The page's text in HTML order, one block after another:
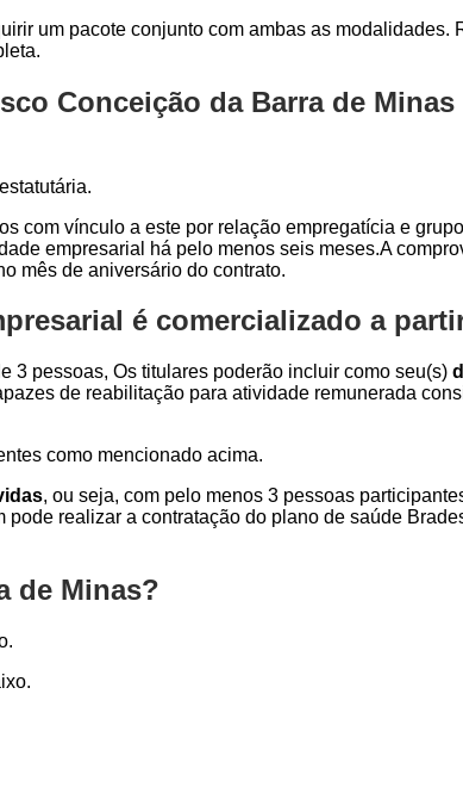
um pacote conjunto com ambas as modalidades.
Conceição da Barra de
com vínculo a este por relação empregatícia e
empresarial há pelo menos seis meses.A
mês de aniversário do contrato.
é comercializado a
3 pessoas, Os titulares poderão incluir como seu(s)
de reabilitação para atividade remunerada
como mencionado acima.
, ou seja, com pelo menos 3 pessoas
pode realizar a contratação do plano de saúde
de Minas?